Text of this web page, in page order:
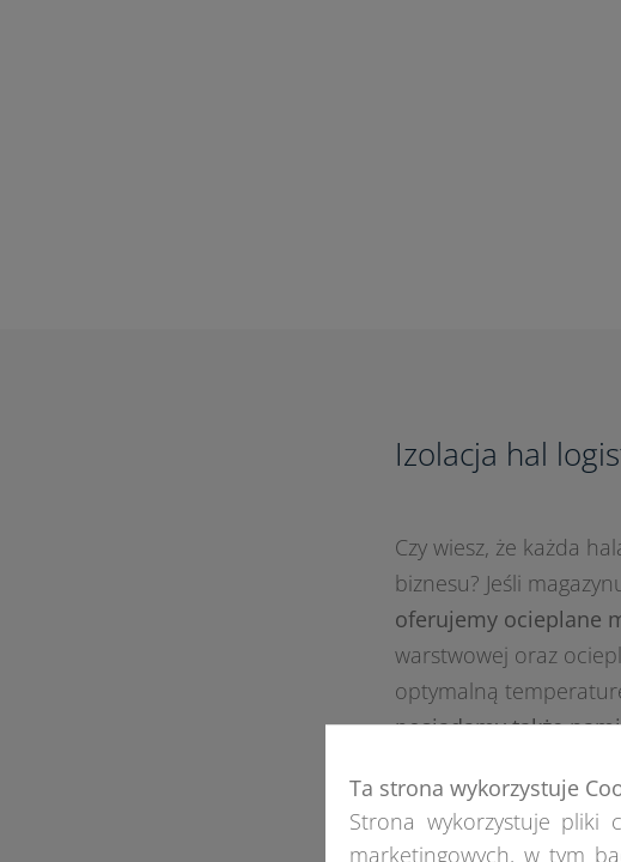
Izolacja hal
Czy wiesz, że każda
biznesu? Jeśli
oferujemy ocieplane
warstwowej oraz
optymalną
posiadamy także
Ta strona wykorzystuje
Strona wykorzystuje pliki
marketingowych, w tym